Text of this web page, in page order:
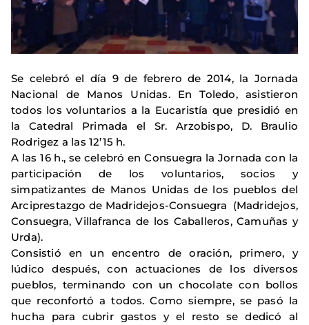
Se celebró el día 9 de febrero de 2014, la Jornada
Nacional de Manos Unidas. En Toledo, asistieron
todos los voluntarios a la Eucaristía que presidió en
la Catedral Primada el Sr. Arzobispo, D. Braulio
Rodrigez a las 12’15 h.
A las 16 h., se celebró en Consuegra la Jornada con la
participación de los voluntarios, socios y
simpatizantes de Manos Unidas de los pueblos del
Arciprestazgo de Madridejos-Consuegra (Madridejos,
Consuegra, Villafranca de los Caballeros, Camuñas y
Urda).
Consistió en un encentro de oración, primero, y
lúdico después, con actuaciones de los diversos
pueblos, terminando con un chocolate con bollos
que reconfortó a todos. Como siempre, se pasó la
hucha para cubrir gastos y el resto se dedicó al